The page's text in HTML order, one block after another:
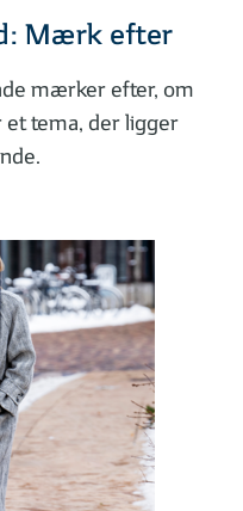
Mærk efter
mærker efter, om
et tema, der ligger